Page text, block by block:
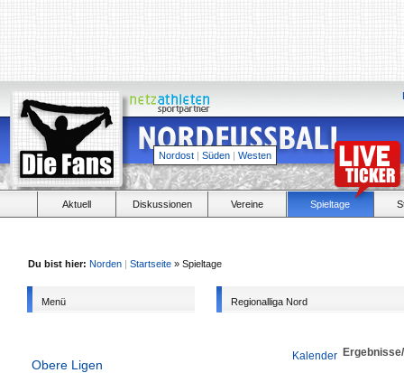
Nordost | Süden | Westen
Aktuell Diskussionen Vereine Spieltage
Du bist hier: Norden | Startseite » Spieltage
Menü
Obere Ligen
Regionalliga Nord
Kalender